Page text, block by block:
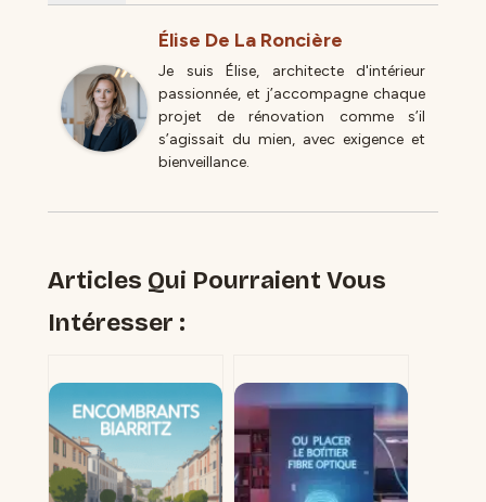
Élise De La Roncière
Je suis Élise, architecte d'intérieur
passionnée, et j’accompagne chaque
projet de rénovation comme s’il
s’agissait du mien, avec exigence et
bienveillance.
Articles Qui Pourraient Vous
Intéresser :